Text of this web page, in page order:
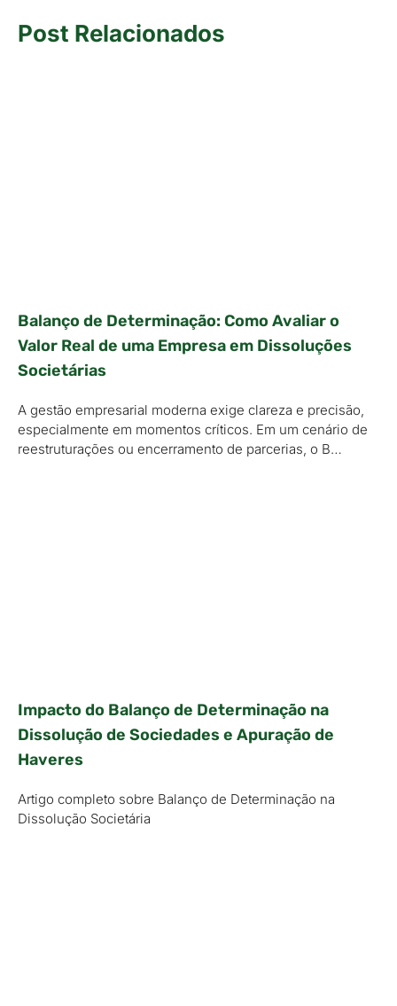
Post Relacionados
Balanço de Determinação: Como Avaliar o
Valor Real de uma Empresa em Dissoluções
Societárias
A gestão empresarial moderna exige clareza e precisão,
especialmente em momentos críticos. Em um cenário de
reestruturações ou encerramento de parcerias, o B…
Impacto do Balanço de Determinação na
Dissolução de Sociedades e Apuração de
Haveres
Artigo completo sobre Balanço de Determinação na
Dissolução Societária